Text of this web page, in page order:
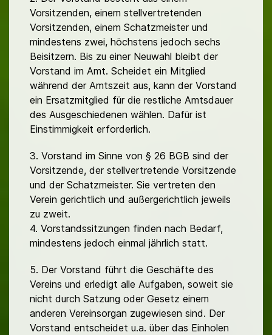
Vorsitzenden, einem stellvertretenden
Vorsitzenden, einem Schatzmeister und
mindestens zwei, höchstens jedoch sechs
Beisitzern. Bis zu einer Neuwahl bleibt der
Vorstand im Amt. Scheidet ein Mitglied
während der Amtszeit aus, kann der Vorstand
ein Ersatzmitglied für die restliche Amtsdauer
des Ausgeschiedenen wählen. Dafür ist
Einstimmigkeit erforderlich.
3. Vorstand im Sinne von § 26 BGB sind der
Vorsitzende, der stellvertretende Vorsitzende
und der Schatzmeister. Sie vertreten den
Verein gerichtlich und außergerichtlich jeweils
zu zweit.
4. Vorstandssitzungen finden nach Bedarf,
mindestens jedoch einmal jährlich statt.
5. Der Vorstand führt die Geschäfte des
Vereins und erledigt alle Aufgaben, soweit sie
nicht durch Satzung oder Gesetz einem
anderen Vereinsorgan zugewiesen sind. Der
Vorstand entscheidet u.a. über das Einholen